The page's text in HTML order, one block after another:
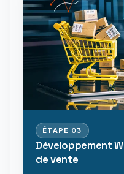
ÉTAPE 03
Développement
de vente